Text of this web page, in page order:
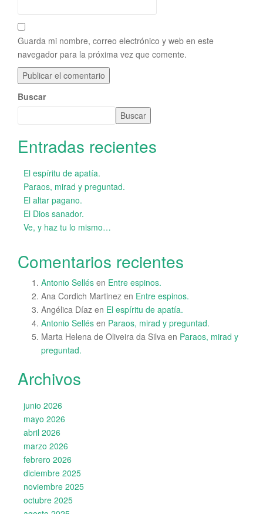
Guarda mi nombre, correo electrónico y web en este
navegador para la próxima vez que comente.
Buscar
Buscar
Entradas recientes
El espíritu de apatía.
Paraos, mirad y preguntad.
El altar pagano.
El Dios sanador.
Ve, y haz tu lo mismo…
Comentarios recientes
Antonio Sellés en Entre espinos.
Ana Cordich Martinez en Entre espinos.
Angélica Díaz en El espíritu de apatía.
Antonio Sellés en Paraos, mirad y preguntad.
Marta Helena de Oliveira da Silva en Paraos, mirad y
preguntad.
Archivos
junio 2026
mayo 2026
abril 2026
marzo 2026
febrero 2026
diciembre 2025
noviembre 2025
octubre 2025